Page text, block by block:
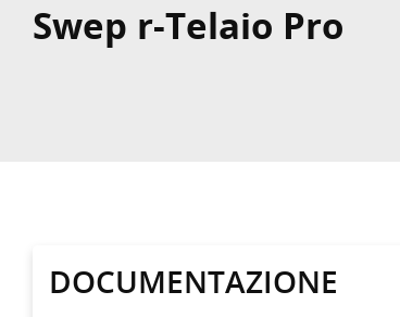
Swep r-Telaio Pro
DOCUMENTAZIONE